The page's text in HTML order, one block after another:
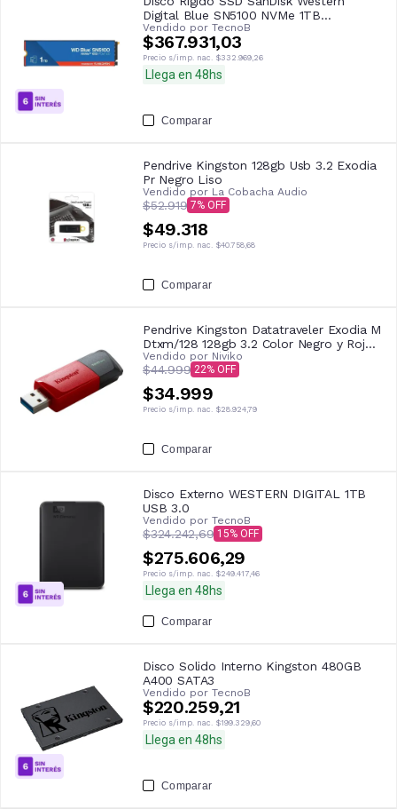
Digital Blue SN5100 NVMe 1TB
WDS100T5B0E
Vendido por TecnoB
$367.931,03
Precio s/imp. nac. $332.969,26
Llega en 48hs
Comparar
Pendrive Kingston 128gb Usb 3.2 Exodia
Pr Negro Liso
Vendido por La Cobacha Audio
$52.919 7
$49.318
Precio s/imp. nac. $40.758,68
Comparar
Pendrive Kingston Datatraveler Exodia M
Dtxm/128 128gb 3.2 Color Negro y Rojo
Dtxm
Vendido por Niviko
$44.999 22
$34.999
Precio s/imp. nac. $28.924,79
Comparar
Disco Externo WESTERN DIGITAL 1TB
USB 3.0
Vendido por TecnoB
$324.242,69 15
$275.606,29
Precio s/imp. nac. $249.417,46
Llega en 48hs
Comparar
Disco Solido Interno Kingston 480GB
A400 SATA3
Vendido por TecnoB
$220.259,21
Precio s/imp. nac. $199.329,60
Llega en 48hs
Comparar